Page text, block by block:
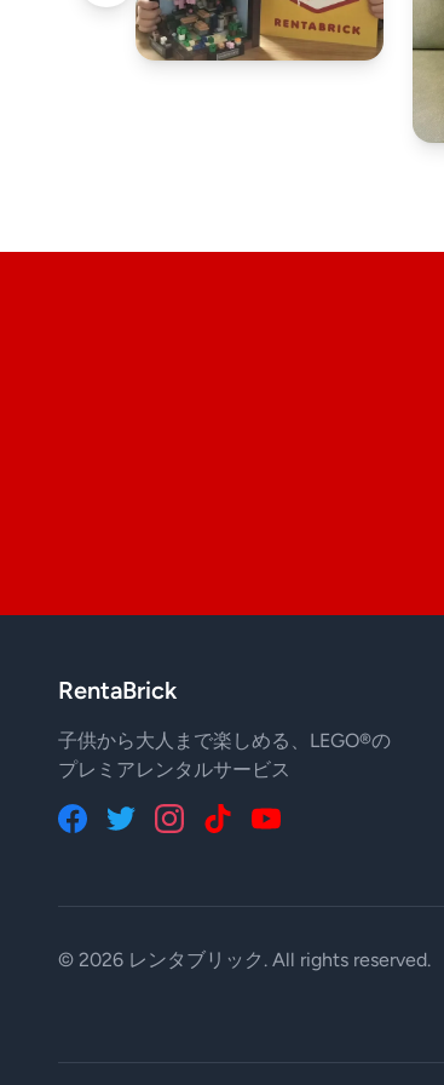
RentaBrick
子供から大人まで楽しめる、LEGO®の
プレミアレンタルサービス
© 2026 レンタブリック. All rights reserved.